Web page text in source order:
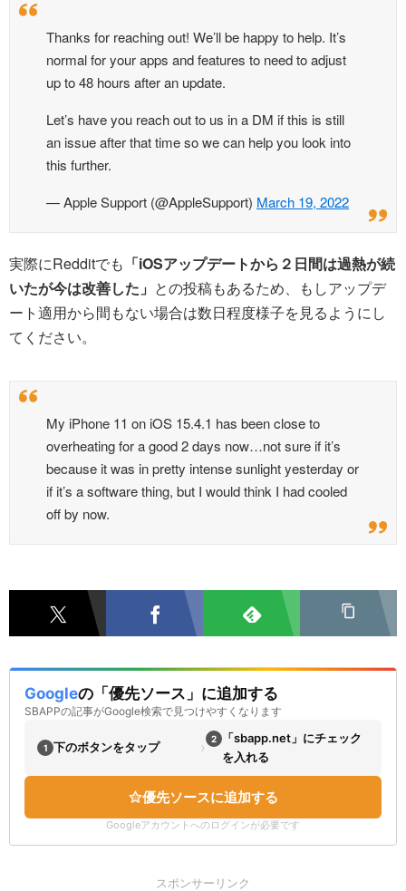
Thanks for reaching out! We’ll be happy to help. It’s
normal for your apps and features to need to adjust
up to 48 hours after an update.
Let’s have you reach out to us in a DM if this is still
an issue after that time so we can help you look into
this further.
— Apple Support (@AppleSupport) March 19, 2022
実際にRedditでも 「iOSアップデートから２日間は過熱が続
いたが今は改善した」 との投稿もあるため、もしアップデ
ート適用から間もない場合は数日程度様子を見るようにし
てください。
My iPhone 11 on iOS 15.4.1 has been close to
overheating for a good 2 days now…not sure if it’s
because it was in pretty intense sunlight yesterday or
if it’s a software thing, but I would think I had cooled
off by now.
Googleの「優先ソース」に追加する
SBAPPの記事がGoogle検索で見つけやすくなります
1 下のボタンをタップ › 2
「sbapp.net」にチェック
を入れる
優先ソースに追加する
Googleアカウントへのログインが必要です
スポンサーリンク